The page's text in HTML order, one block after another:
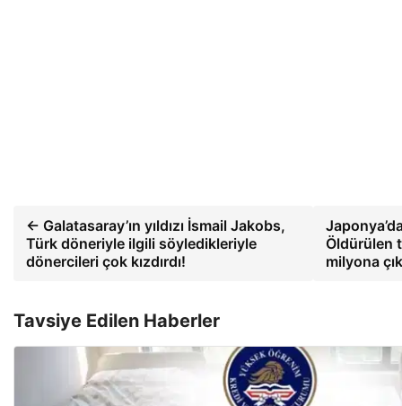
← Galatasaray’ın yıldızı İsmail Jakobs,
Türk döneriyle ilgili söyledikleriyle
dönercileri çok kızdırdı!
Öldürülen
milyona
Tavsiye Edilen Haberler